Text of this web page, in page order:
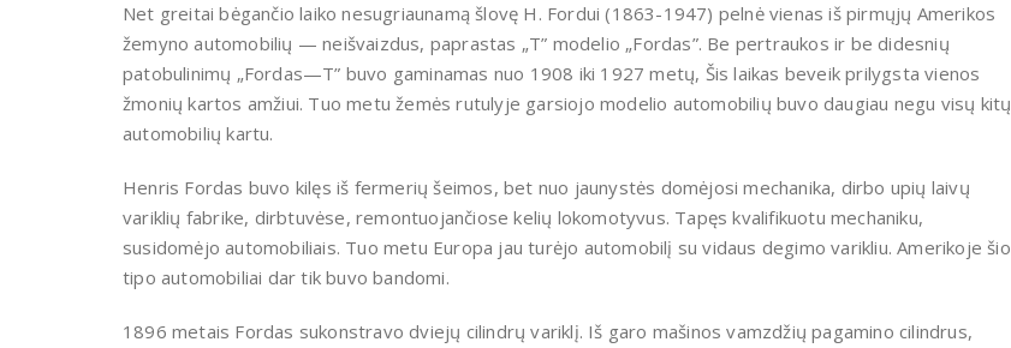
Net greitai bėgančio laiko nesugriaunamą šlovę H. Fordui (1863-1947) pelnė vienas iš pirmųjų Amerikos
žemyno automobilių — neišvaizdus, paprastas „T” modelio „Fordas”. Be pertraukos ir be didesnių
patobulinimų „Fordas—T” buvo gaminamas nuo 1908 iki 1927 metų, Šis laikas beveik prilygsta vienos
žmonių kartos amžiui. Tuo metu žemės rutulyje garsiojo modelio automobilių buvo daugiau negu visų kitų
automobilių kartu.
Henris Fordas buvo kilęs iš fermerių šeimos, bet nuo jaunystės domėjosi mechanika, dirbo upių laivų
variklių fabrike, dirbtuvėse, remontuojančiose kelių lokomotyvus. Tapęs kvalifikuotu mechaniku,
susidomėjo automobiliais. Tuo metu Europa jau turėjo automobilį su vidaus degimo varikliu. Amerikoje šio
tipo automobiliai dar tik buvo bandomi.
1896 metais Fordas sukonstravo dviejų cilindrų variklį. Iš garo mašinos vamzdžių pagamino cilindrus,